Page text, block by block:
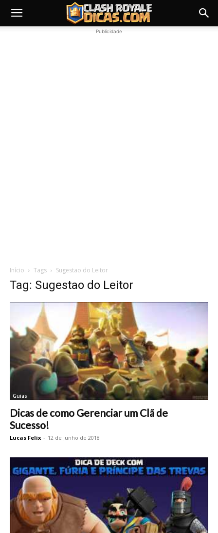
Publicidade
Início Tags Sugestao do Leitor
Tag: Sugestao do Leitor
Guias
Dicas de como Gerenciar um Clã de
Sucesso!
Lucas Felix - 12 de junho de 2018